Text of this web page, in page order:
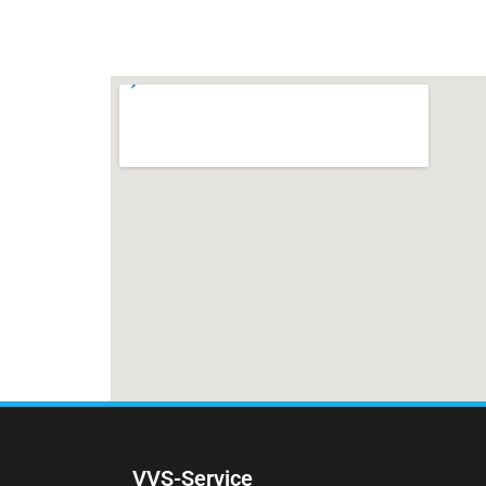
VVS-Service